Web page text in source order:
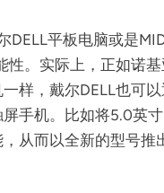
DELL平板电脑或是
性。实际上，正如诺
样，戴尔DELL也可
手机。比如将5.0英
从而以全新的型号